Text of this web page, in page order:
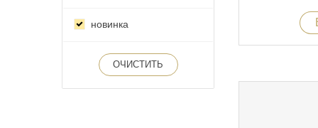
новинка
ОЧИСТИТЬ